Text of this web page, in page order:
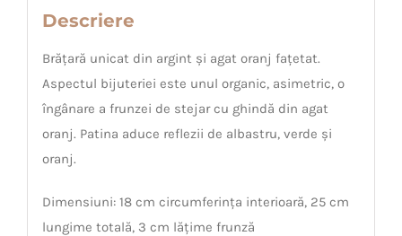
Descriere
Brățară unicat din argint și agat oranj fațetat.
Aspectul bijuteriei este unul organic, asimetric, o
îngânare a frunzei de stejar cu ghindă din agat
oranj. Patina aduce reflezii de albastru, verde și
oranj.
Dimensiuni: 18 cm circumferința interioară, 25 cm
lungime totală, 3 cm lățime frunză